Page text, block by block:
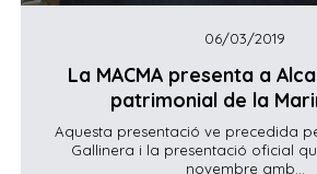
06/03/2019
La MACMA presenta a
patrimonial de la
Aquesta presentació ve precedida
Gallinera i la presentació oficial
novembre amb...